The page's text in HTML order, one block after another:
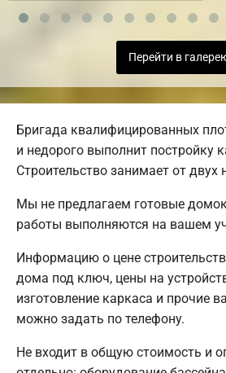
Перейти в
Бригада квалифицированных
и недорого выполнит постройку
Строительство занимает от двух
Мы не предлагаем готовые
работы выполняются на вашем
Информацию о цене
дома под ключ, цены на
изготовление каркаса и прочие
можно задать по телефону.
Не входит в общую стоимость и